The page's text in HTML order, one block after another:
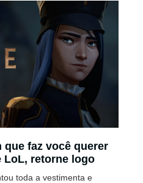
que faz você querer
LoL, retorne logo
toda a vestimenta e